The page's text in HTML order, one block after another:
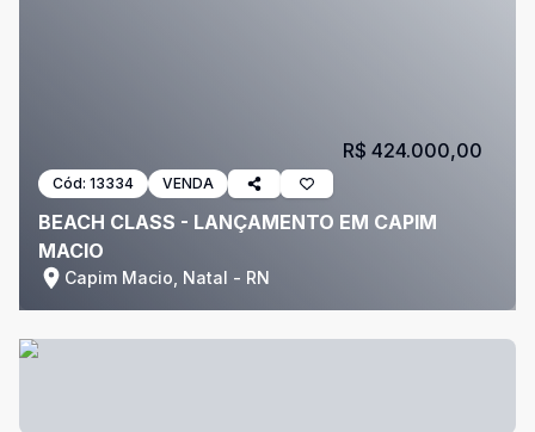
Cód: 13334 VENDA
BEACH CLASS - LANÇAMENTO EM CAPIM
MACIO
Capim Macio, Natal - RN
R$ 424.000,00